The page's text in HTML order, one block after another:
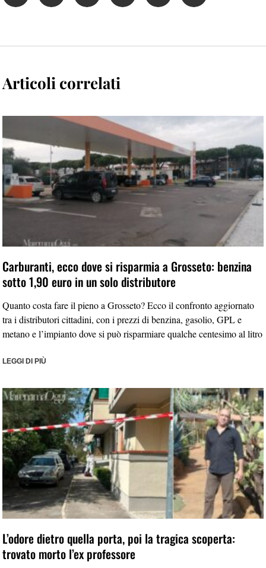
Articoli correlati
Carburanti, ecco dove si risparmia a Grosseto: benzina
sotto 1,90 euro in un solo distributore
Quanto costa fare il pieno a Grosseto? Ecco il confronto aggiornato
tra i distributori cittadini, con i prezzi di benzina, gasolio, GPL e
metano e l’impianto dove si può risparmiare qualche centesimo al litro
LEGGI DI PIÙ
L’odore dietro quella porta, poi la tragica scoperta:
trovato morto l’ex professore